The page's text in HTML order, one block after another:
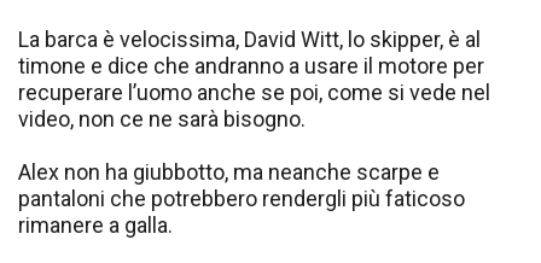
La barca è velocissima, David Witt, lo skipper, è al
timone e dice che andranno a usare il motore per
recuperare l’uomo anche se poi, come si vede nel
video, non ce ne sarà bisogno.
Alex non ha giubbotto, ma neanche scarpe e
pantaloni che potrebbero rendergli più faticoso
rimanere a galla.